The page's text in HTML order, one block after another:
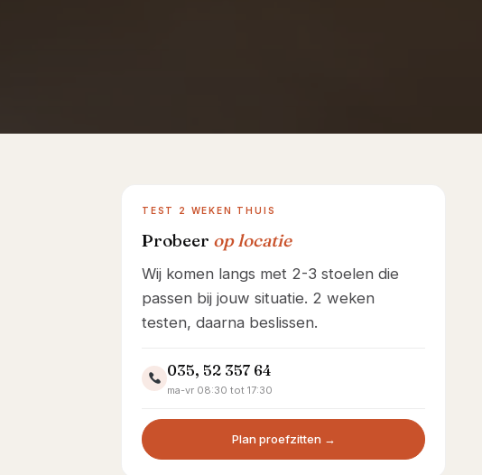
TEST 2 WEKEN THUIS
Probeer op locatie
Wij komen langs met 2-3 stoelen die
passen bij jouw situatie. 2 weken
testen, daarna beslissen.
035, 52 357 64
ma-vr 08:30 tot 17:30
Plan proefzitten →